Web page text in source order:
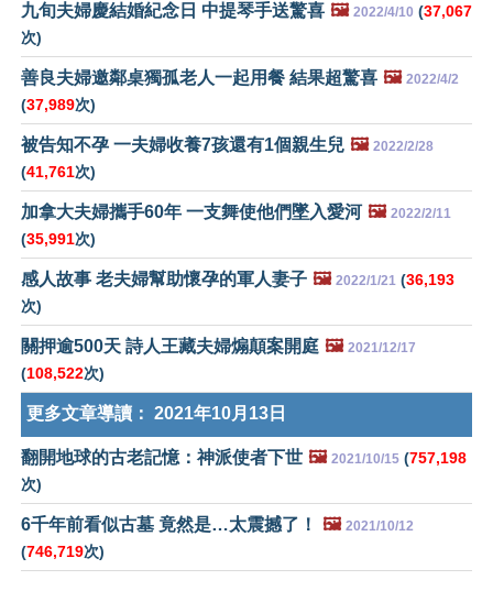
九旬夫婦慶結婚紀念日 中提琴手送驚喜 🖼️ 2022/4/10 (37,067
次)
善良夫婦邀鄰桌獨孤老人一起用餐 結果超驚喜 🖼️ 2022/4/2
(37,989次)
被告知不孕 一夫婦收養7孩還有1個親生兒 🖼️ 2022/2/28
(41,761次)
加拿大夫婦攜手60年 一支舞使他們墜入愛河 🖼️ 2022/2/11
(35,991次)
感人故事 老夫婦幫助懷孕的軍人妻子 🖼️ 2022/1/21 (36,193
次)
關押逾500天 詩人王藏夫婦煽顛案開庭 🖼️ 2021/12/17
(108,522次)
更多文章導讀： 2021年10月13日
翻開地球的古老記憶：神派使者下世 🖼️ 2021/10/15 (757,198
次)
6千年前看似古墓 竟然是…太震撼了！ 🖼️ 2021/10/12
(746,719次)